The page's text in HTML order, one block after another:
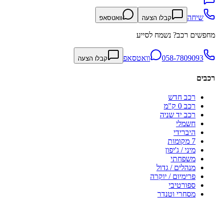
שיחה קבלו הצעה וואטסאפ
מחפשים רכב? נשמח לסייע
058-7809093 וואטסאפ קבלו הצעה
רכבים
רכב חדש
רכב 0 ק"מ
רכב יד שניה
חשמלי
היברידי
7 מקומות
מיני / ג'יפון
משפחתי
מנהלים / גדול
פרימיום / יוקרה
ספורטיבי
מסחרי וטנדר